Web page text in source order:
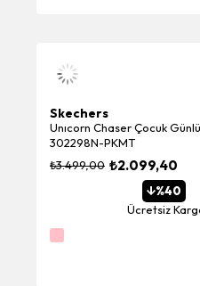
Skechers
Unıcorn Chaser Çocuk
302298N-PKMT
₺2.099,40
₺3.499,00
%40
Ücretsiz